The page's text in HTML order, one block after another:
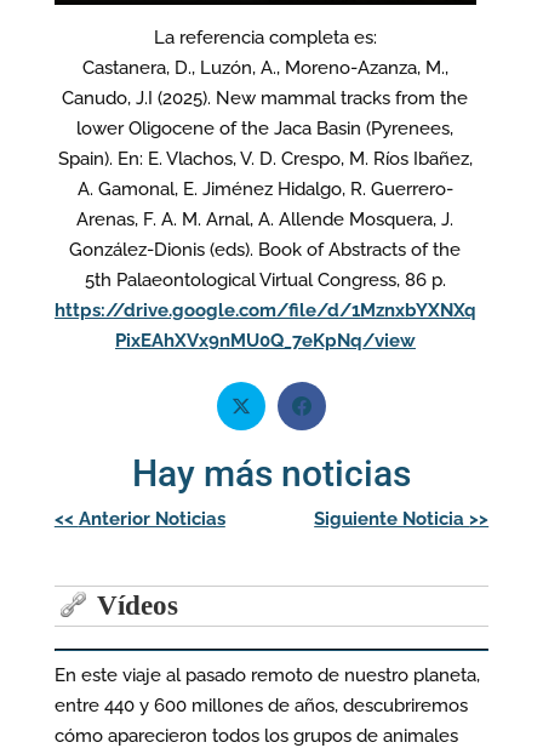
La referencia completa es:
Castanera, D., Luzón, A., Moreno-Azanza, M.,
Canudo, J.I (2025). New mammal tracks from the
lower Oligocene of the Jaca Basin (Pyrenees,
Spain). En: E. Vlachos, V. D. Crespo, M. Ríos Ibañez,
A. Gamonal, E. Jiménez Hidalgo, R. Guerrero-
Arenas, F. A. M. Arnal, A. Allende Mosquera, J.
González-Dionis (eds). Book of Abstracts of the
5th Palaeontological Virtual Congress, 86 p.
https://drive.google.com/file/d/1MznxbYXNXq
PixEAhXVx9nMU0Q_7eKpNq/view
Hay más noticias
Navegación
de
<< Anterior Noticias Siguiente Noticia >>
Vídeos
En este viaje al pasado remoto de nuestro planeta,
entre 440 y 600 millones de años, descubriremos
cómo aparecieron todos los grupos de animales